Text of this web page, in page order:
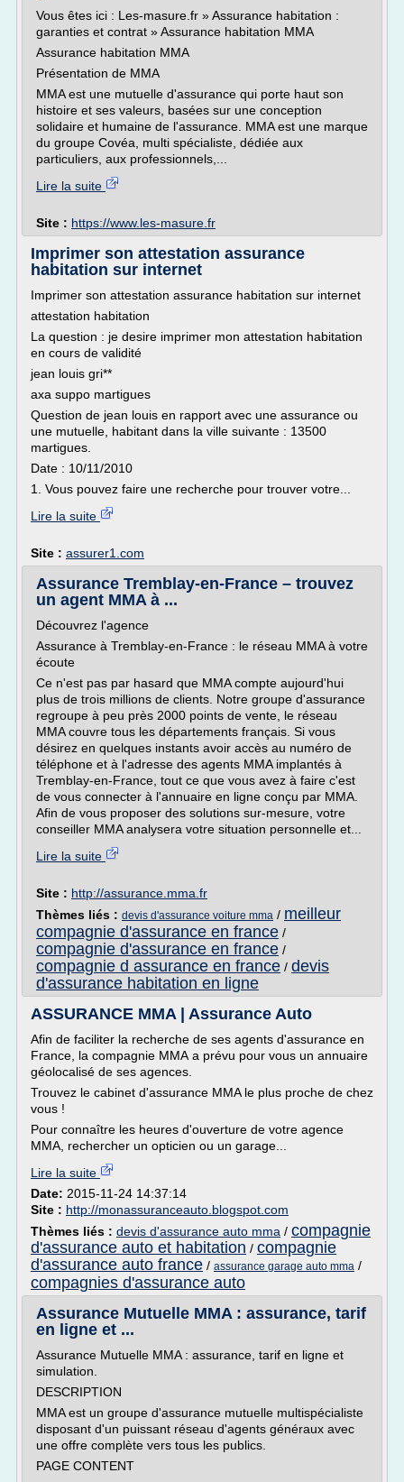
Vous êtes ici : Les-masure.fr » Assurance habitation :
garanties et contrat » Assurance habitation MMA
Assurance habitation MMA
Présentation de MMA
MMA est une mutuelle d'assurance qui porte haut son
histoire et ses valeurs, basées sur une conception
solidaire et humaine de l'assurance. MMA est une marque
du groupe Covéa, multi spécialiste, dédiée aux
particuliers, aux professionnels,...
Lire la suite
Site : https://www.les-masure.fr
Imprimer son attestation assurance
habitation sur internet
Imprimer son attestation assurance habitation sur internet
attestation habitation
La question : je desire imprimer mon attestation habitation
en cours de validité
jean louis gri**
axa suppo martigues
Question de jean louis en rapport avec une assurance ou
une mutuelle, habitant dans la ville suivante : 13500
martigues.
Date : 10/11/2010
1. Vous pouvez faire une recherche pour trouver votre...
Lire la suite
Site : assurer1.com
Assurance Tremblay-en-France – trouvez
un agent MMA à ...
Découvrez l'agence
Assurance à Tremblay-en-France : le réseau MMA à votre
écoute
Ce n'est pas par hasard que MMA compte aujourd'hui
plus de trois millions de clients. Notre groupe d'assurance
regroupe à peu près 2000 points de vente, le réseau
MMA couvre tous les départements français. Si vous
désirez en quelques instants avoir accès au numéro de
téléphone et à l'adresse des agents MMA implantés à
Tremblay-en-France, tout ce que vous avez à faire c'est
de vous connecter à l'annuaire en ligne conçu par MMA.
Afin de vous proposer des solutions sur-mesure, votre
conseiller MMA analysera votre situation personnelle et...
Lire la suite
Site : http://assurance.mma.fr
Thèmes liés : devis d'assurance voiture mma / meilleur
compagnie d'assurance en france /
compagnie d'assurance en france /
compagnie d assurance en france / devis
d'assurance habitation en ligne
ASSURANCE MMA | Assurance Auto
Afin de faciliter la recherche de ses agents d'assurance en
France, la compagnie MMA a prévu pour vous un annuaire
géolocalisé de ses agences.
Trouvez le cabinet d'assurance MMA le plus proche de chez
vous !
Pour connaître les heures d'ouverture de votre agence
MMA, rechercher un opticien ou un garage...
Lire la suite
Date: 2015-11-24 14:37:14
Site : http://monassuranceauto.blogspot.com
Thèmes liés : devis d'assurance auto mma / compagnie
d'assurance auto et habitation / compagnie
d'assurance auto france / assurance garage auto mma /
compagnies d'assurance auto
Assurance Mutuelle MMA : assurance, tarif
en ligne et ...
Assurance Mutuelle MMA : assurance, tarif en ligne et
simulation.
DESCRIPTION
MMA est un groupe d'assurance mutuelle multispécialiste
disposant d'un puissant réseau d'agents généraux avec
une offre complète vers tous les publics.
PAGE CONTENT